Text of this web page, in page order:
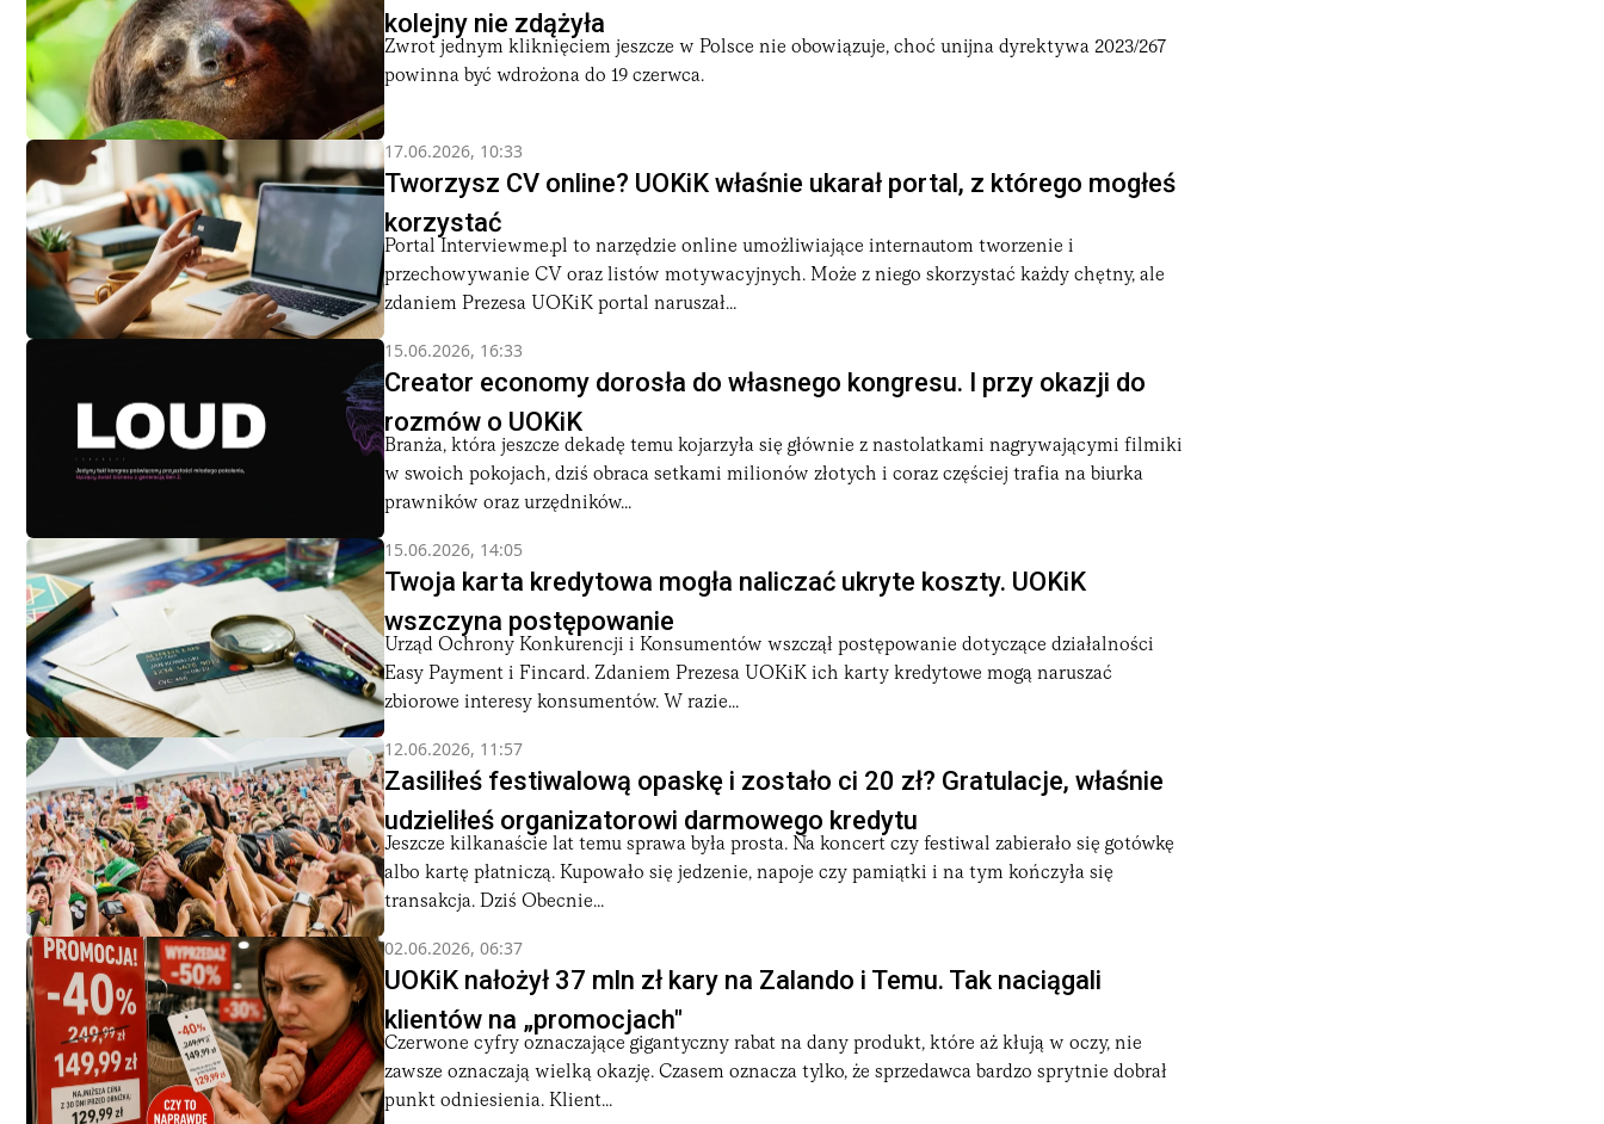
kolejny nie zdążyła
Zwrot jednym kliknięciem jeszcze w Polsce nie obowiązuje, choć unijna dyrektywa 2023/267
powinna być wdrożona do 19 czerwca.
17.06.2026, 10:33
Tworzysz CV online? UOKiK właśnie ukarał portal, z którego mogłeś
korzystać
Portal Interviewme.pl to narzędzie online umożliwiające internautom tworzenie i
przechowywanie CV oraz listów motywacyjnych. Może z niego skorzystać każdy chętny, ale
zdaniem Prezesa UOKiK portal naruszał...
15.06.2026, 16:33
Creator economy dorosła do własnego kongresu. I przy okazji do
rozmów o UOKiK
Branża, która jeszcze dekadę temu kojarzyła się głównie z nastolatkami nagrywającymi filmiki
w swoich pokojach, dziś obraca setkami milionów złotych i coraz częściej trafia na biurka
prawników oraz urzędników...
15.06.2026, 14:05
Twoja karta kredytowa mogła naliczać ukryte koszty. UOKiK
wszczyna postępowanie
Urząd Ochrony Konkurencji i Konsumentów wszczął postępowanie dotyczące działalności
Easy Payment i Fincard. Zdaniem Prezesa UOKiK ich karty kredytowe mogą naruszać
zbiorowe interesy konsumentów. W razie...
12.06.2026, 11:57
Zasiliłeś festiwalową opaskę i zostało ci 20 zł? Gratulacje, właśnie
udzieliłeś organizatorowi darmowego kredytu
Jeszcze kilkanaście lat temu sprawa była prosta. Na koncert czy festiwal zabierało się gotówkę
albo kartę płatniczą. Kupowało się jedzenie, napoje czy pamiątki i na tym kończyła się
transakcja. Dziś Obecnie...
02.06.2026, 06:37
UOKiK nałożył 37 mln zł kary na Zalando i Temu. Tak naciągali
klientów na „promocjach"
Czerwone cyfry oznaczające gigantyczny rabat na dany produkt, które aż kłują w oczy, nie
zawsze oznaczają wielką okazję. Czasem oznacza tylko, że sprzedawca bardzo sprytnie dobrał
punkt odniesienia. Klient...